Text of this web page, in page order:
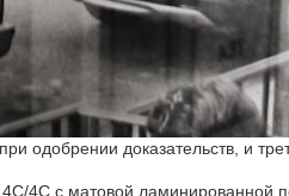
одобрении доказательств, и
4C с матовой